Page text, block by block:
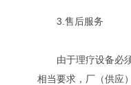
3.售后服务
由于理疗设备必须
相当要求，厂（供应